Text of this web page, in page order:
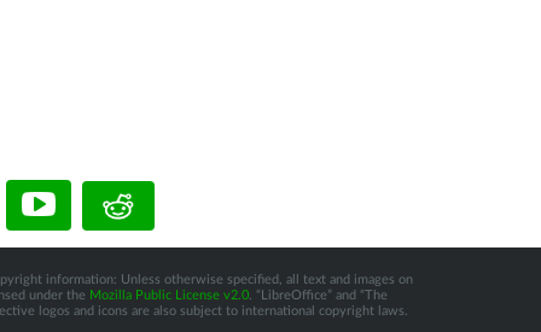
information: Unless otherwise specified, all text and images on
under the Mozilla Public License v2.0. “LibreOffice” and “The
logos and icons are also subject to international copyright laws.